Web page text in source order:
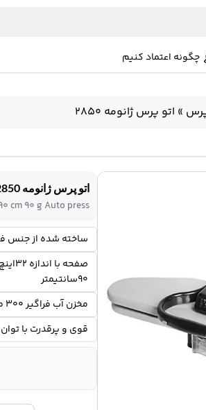
چگونه اعتماد کنیم
» اتو پرس ژانومه 2850
اتو پرس ژانومه 2850
cm 90 g Auto press
ساخته شده از جنس
صفحه با
90سانتیمتر
مخزن آب فراگیر 300 میلی لیتر
قوی و پرقدرت با توان 50 کیلوگرم